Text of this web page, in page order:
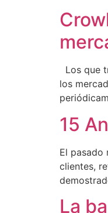
Los que
los
15
El pasado
clientes,
La